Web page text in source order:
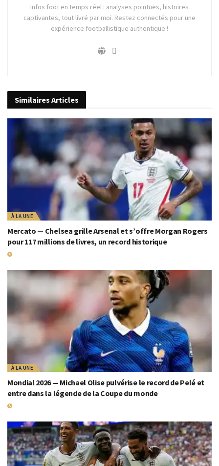
Infos foot en temps réel : analyses pointues, histoires
captivantes, tout livré par moi. Restez connectés pour une
expérience footballistique authentique !
Similaires Articles
À LA UNE
Mercato — Chelsea grille Arsenal et s’offre Morgan Rogers
pour 117 millions de livres, un record historique
À LA UNE
Mondial 2026 — Michael Olise pulvérise le record de Pelé et
entre dans la légende de la Coupe du monde